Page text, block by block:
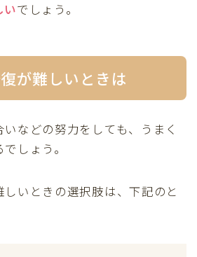
いでしょう。
が難しいときは
などの努力をしても、うまく
しょう。
いときの選択肢は、下記のと